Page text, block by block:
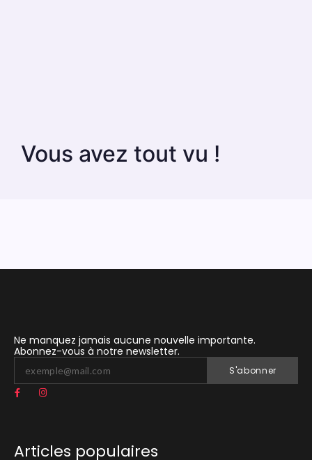
Vous avez tout vu !
Ne manquez jamais aucune nouvelle importante.
Abonnez-vous à notre newsletter.
S'abonner
Articles populaires